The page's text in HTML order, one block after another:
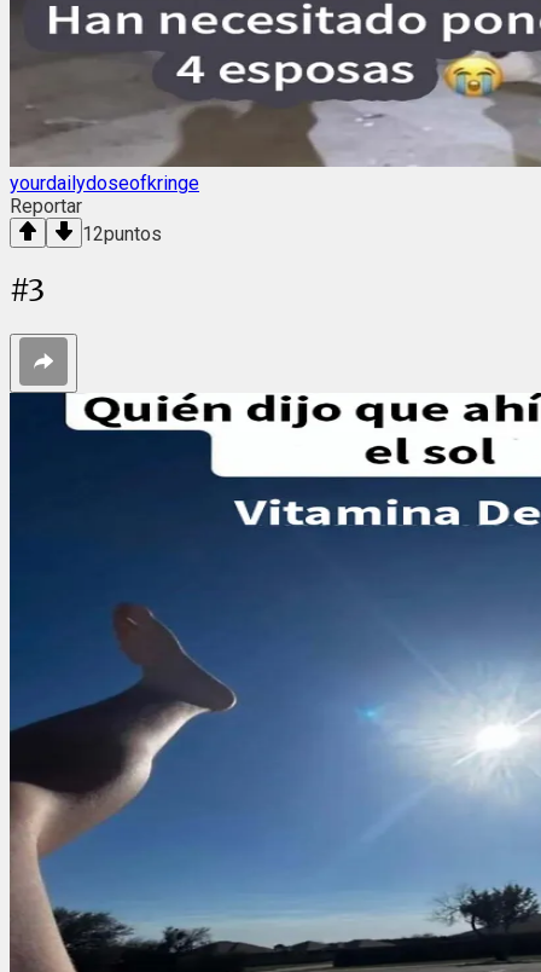
yourdailydoseofkringe
Reportar
12puntos
#3